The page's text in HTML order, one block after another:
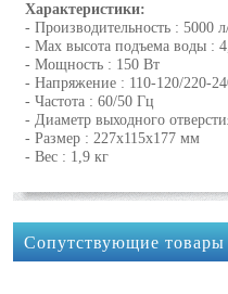
Характеристики:
- Производительность : 5000
- Max высота подъема воды :
- Мощность : 150 Вт
- Напряжение : 110-120/220-
- Частота : 60/50 Гц
- Диаметр выходного
- Размер : 227х115х177 мм
- Вес : 1,9 кг
Сопутствующие товары